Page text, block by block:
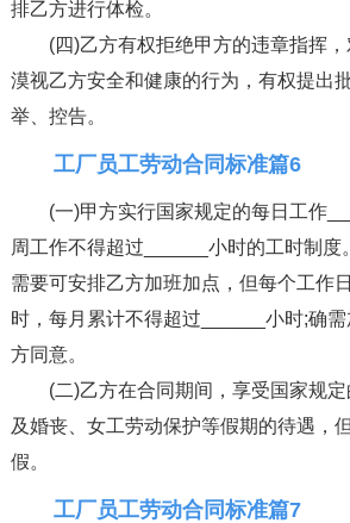
排乙方进行体检。
(四)乙方有权拒绝甲方的违章指挥
漠视乙方安全和健康的行为，有权提出
举、控告。
工厂员工劳动合同标准篇6
(一)甲方实行国家规定的每日工作
周工作不得超过______小时的工时制度
需要可安排乙方加班加点，但每个工作
时，每月累计不得超过______小时;确
方同意。
(二)乙方在合同期间，享受国家规
及婚丧、女工劳动保护等假期的待遇，
假。
工厂员工劳动合同标准篇7